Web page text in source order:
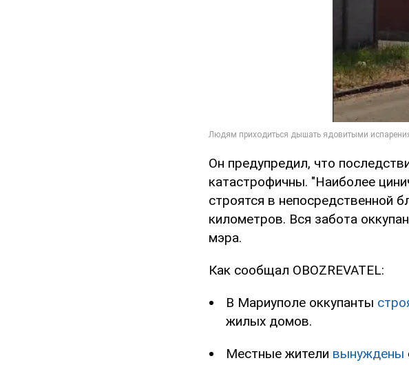
Он предупредил, что
катастрофичны. "Наиболее
строятся в непосредственной
километров. Вся забота
мэра.
Как сообщал OBOZREVATEL:
В Мариуполе оккупанты
жилых домов.
Местные жители вынуждены